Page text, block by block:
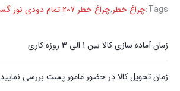
Tags: چراغ خطر,چراغ خطر 207 تمام دودی نور گستر
زمان آماده سازی کالا بین 1 الی 3 روزه کاری
زمان تحویل کالا در حضور مامور پست بررسی نمایید